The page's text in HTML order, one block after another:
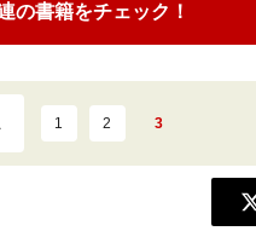
の書籍をチェック！
1 2 3